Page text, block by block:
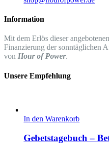
Information
Mit dem Erlös dieser
Finanzierung der sonntäglichen
von Hour of Power.
Unsere Empfehlung
In den Warenkorb
Gebetstagebuch –